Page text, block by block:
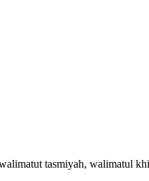
tasmiyah, walimatul